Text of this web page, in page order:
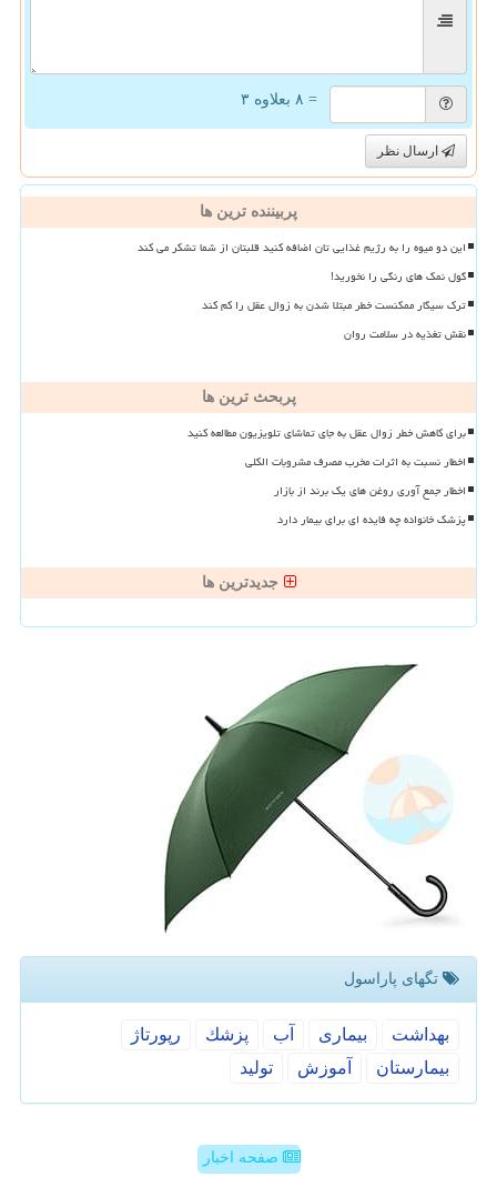
= ۸ بعلاوه ۳
ارسال نظر
پربیننده ترین ها
این دو میوه را به رژیم غذایی تان اضافه کنید قلبتان از شما تشکر می کند
گول نمک های رنگی را نخورید!
ترک سیگار ممکنست خطر مبتلا شدن به زوال عقل را کم کند
نقش تغذیه در سلامت روان
پربحث ترین ها
برای کاهش خطر زوال عقل به جای تماشای تلویزیون مطالعه کنید
اخطار نسبت به اثرات مخرب مصرف مشروبات الکلی
اخطار جمع آوری روغن های یک برند از بازار
پزشک خانواده چه فایده ای برای بیمار دارد
جدیدترین ها
تگهای پاراسول
بهداشت بیماری آب پزشك
رپورتاژ
بیمارستان
آموزش تولید
صفحه اخبار